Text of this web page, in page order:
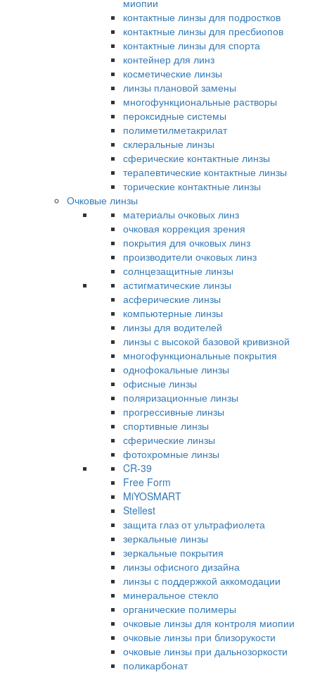
миопии
контактные линзы для подростков
контактные линзы для пресбиопов
контактные линзы для спорта
контейнер для линз
косметические линзы
линзы плановой замены
многофункциональные растворы
пероксидные системы
полиметилметакрилат
склеральные линзы
сферические контактные линзы
терапевтические контактные линзы
торические контактные линзы
Очковые линзы
материалы очковых линз
очковая коррекция зрения
покрытия для очковых линз
производители очковых линз
солнцезащитные линзы
астигматические линзы
асферические линзы
компьютерные линзы
линзы для водителей
линзы с высокой базовой кривизной
многофункциональные покрытия
однофокальные линзы
офисные линзы
поляризационные линзы
прогрессивные линзы
спортивные линзы
сферические линзы
фотохромные линзы
CR-39
Free Form
MiYOSMART
Stellest
защита глаз от ультрафиолета
зеркальные линзы
зеркальные покрытия
линзы офисного дизайна
линзы с поддержкой аккомодации
минеральное стекло
органические полимеры
очковые линзы для контроля миопии
очковые линзы при близорукости
очковые линзы при дальнозоркости
поликарбонат